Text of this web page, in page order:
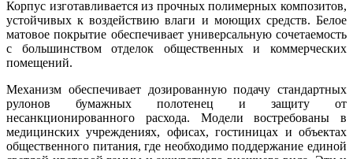
Корпус изготавливается из прочных полимерных композитов,
устойчивых к воздействию влаги и моющих средств. Белое
матовое покрытие обеспечивает универсальную сочетаемость
с большинством отделок общественных и коммерческих
помещений.
Механизм обеспечивает дозированную подачу стандартных
рулонов бумажных полотенец и защиту от
несанкционированного расхода. Модели востребованы в
медицинских учреждениях, офисах, гостиницах и объектах
общественного питания, где необходимо поддержание единой